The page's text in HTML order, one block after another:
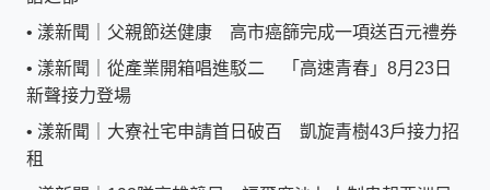
• 漾新聞｜父親節送健康 高市癌篩完成一項送百元禮券
• 漾新聞｜從產業開箱唱進駁二 「高速青春」8月23日
新聲接力登場
• 漾新聞｜大寮社宅申請首日破百 凱旋青樹43戶接力招
租